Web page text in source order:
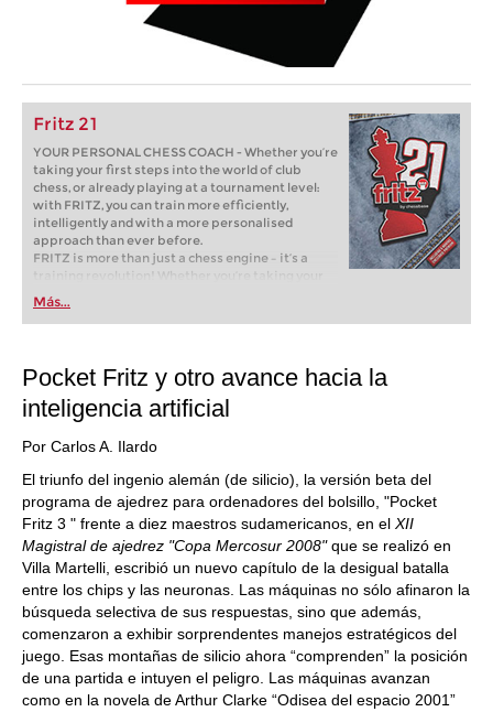
Fritz 21
YOUR PERSONAL CHESS COACH - Whether you’re
taking your first steps into the world of club
chess, or already playing at a tournament level:
with FRITZ, you can train more efficiently,
intelligently and with a more personalised
approach than ever before.
FRITZ is more than just a chess engine – it’s a
training revolution! Whether you’re taking your
first steps into the world of club chess, or already
playing at a tournament level: with FRITZ, you can
train more efficiently, intelligently and with a
Más...
Pocket Fritz y otro avance hacia la
inteligencia artificial
Por Carlos A. Ilardo
El triunfo del ingenio alemán (de silicio), la versión beta del
programa de ajedrez para ordenadores del bolsillo, "Pocket
Fritz 3 " frente a diez maestros sudamericanos, en el XII
Magistral de ajedrez "Copa Mercosur 2008"que se realizó en
Villa Martelli, escribió un nuevo capítulo de la desigual batalla
entre los chips y las neuronas. Las máquinas no sólo afinaron la
búsqueda selectiva de sus respuestas, sino que además,
comenzaron a exhibir sorprendentes manejos estratégicos del
juego. Esas montañas de silicio ahora “comprenden” la posición
de una partida e intuyen el peligro. Las máquinas avanzan
como en la novela de Arthur Clarke “Odisea del espacio 2001”